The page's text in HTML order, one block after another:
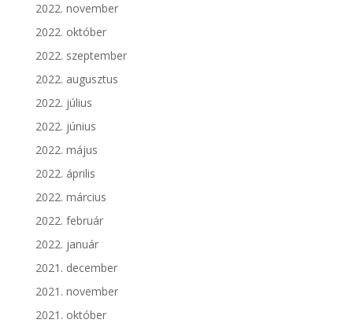
2022. november
2022. október
2022. szeptember
2022. augusztus
2022. július
2022. június
2022. május
2022. április
2022. március
2022. február
2022. január
2021. december
2021. november
2021. október